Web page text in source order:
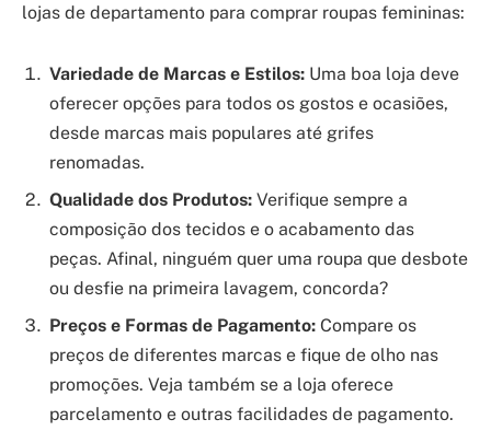
lojas de departamento para comprar roupas femininas:
Variedade de Marcas e Estilos: Uma boa loja deve
oferecer opções para todos os gostos e ocasiões,
desde marcas mais populares até grifes
renomadas.
Qualidade dos Produtos: Verifique sempre a
composição dos tecidos e o acabamento das
peças. Afinal, ninguém quer uma roupa que desbote
ou desfie na primeira lavagem, concorda?
Preços e Formas de Pagamento: Compare os
preços de diferentes marcas e fique de olho nas
promoções. Veja também se a loja oferece
parcelamento e outras facilidades de pagamento.